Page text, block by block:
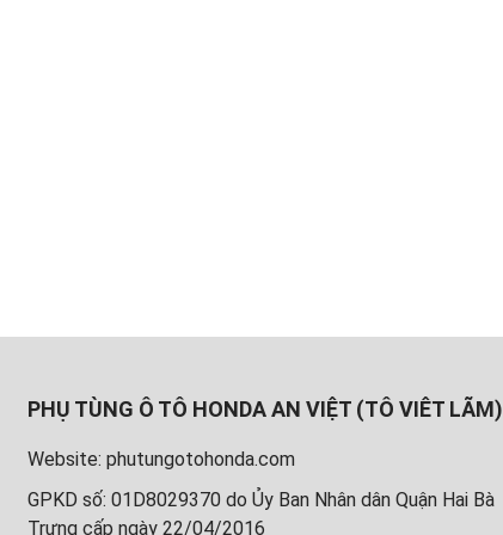
PHỤ TÙNG Ô TÔ HONDA AN VIỆT (TÔ VIÊT LÃM)
Website: phutungotohonda.com
GPKD số: 01D8029370 do Ủy Ban Nhân dân Quận Hai Bà
Trưng cấp ngày 22/04/2016